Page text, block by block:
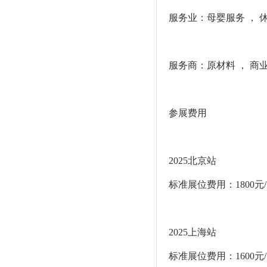
服务业：母婴服务 ，
服务商：原材料 ， 商
参展费用
2025北京站
标准展位费用：1800
2025上海站
标准展位费用：1600